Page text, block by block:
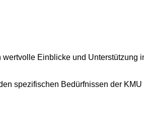
wertvolle Einblicke und Unterstützung
spezifischen Bedürfnissen der KMU